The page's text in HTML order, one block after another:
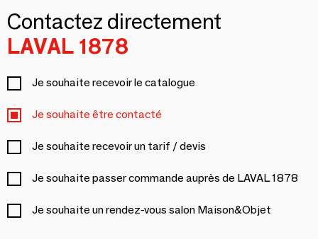
Contactez directement
LAVAL 1878
Je souhaite recevoir le catalogue
Je souhaite être contacté
Je souhaite recevoir un tarif / devis
Je souhaite passer commande auprès de LAVAL 1878
Je souhaite un rendez-vous salon Maison&Objet